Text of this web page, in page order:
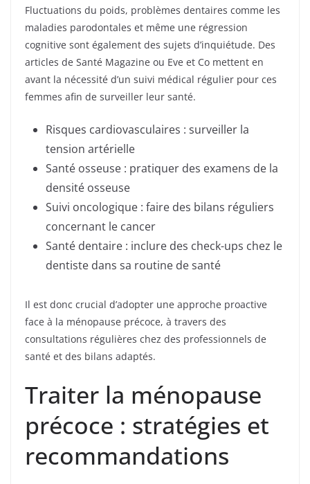
Fluctuations du poids, problèmes dentaires comme les
maladies parodontales et même une régression
cognitive sont également des sujets d’inquiétude. Des
articles de Santé Magazine ou Eve et Co mettent en
avant la nécessité d’un suivi médical régulier pour ces
femmes afin de surveiller leur santé.
Risques cardiovasculaires : surveiller la
tension artérielle
Santé osseuse : pratiquer des examens de la
densité osseuse
Suivi oncologique : faire des bilans réguliers
concernant le cancer
Santé dentaire : inclure des check-ups chez le
dentiste dans sa routine de santé
Il est donc crucial d’adopter une approche proactive
face à la ménopause précoce, à travers des
consultations régulières chez des professionnels de
santé et des bilans adaptés.
Traiter la ménopause
précoce : stratégies et
recommandations